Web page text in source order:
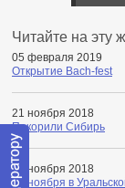
Читайте на эту
05 февраля 2019
Открытие Bach-fest
21 ноября 2018
Покорили Сибирь
07 ноября 2018
13 ноября в